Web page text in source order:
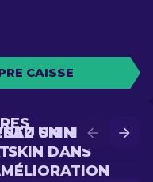
CAISSE
UN MEILLEUR
SKIN DANS
SKIN EN